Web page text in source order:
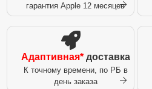
гарантия Apple 12 месяцев
Адаптивная*доставка
К точному времени, по РБ в
день заказа